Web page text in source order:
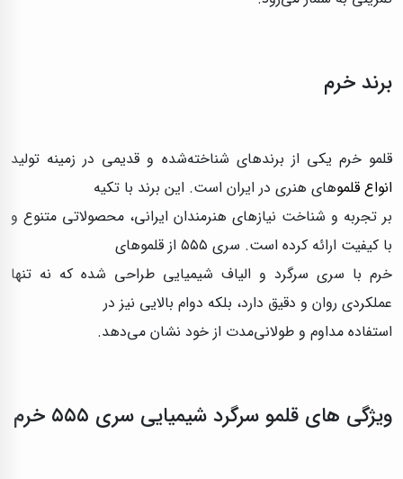
برند خرم
قلمو خرم یکی از برندهای شناخته‌شده و قدیمی در زمینه تولید
انواع قلموهای هنری در ایران است. این برند با تکیه
بر تجربه و شناخت نیازهای هنرمندان ایرانی، محصولاتی متنوع و
با کیفیت ارائه کرده است. سری ۵۵۵ از قلموهای
خرم با سری سرگرد و الیاف شیمیایی طراحی شده که نه تنها
عملکردی روان و دقیق دارد، بلکه دوام بالایی نیز در
استفاده مداوم و طولانی‌مدت از خود نشان می‌دهد.
ویژگی های قلمو سرگرد شیمیایی سری ۵۵۵ خرم